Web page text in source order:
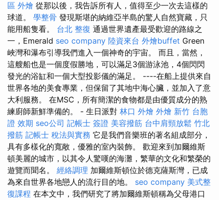
區 外燴 從那以後，我告訴所有人，值得至少一次去這樣的
球道。 學整骨 發現斯堪的納維亞半島的驚人自然寶藏，只
能用船隻看。 台北 整復 通過世界遺產最受歡迎的路線之
一，Emerald seo company 陸資來台 外燴buffet Green
峽灣和瀑布引導我們進入一個神奇的宇宙。 而且，當然，
這艘船也是一個度假勝地，可以滿足3個游泳池，4個閃閃
發光的浴缸和一個大型投影儀的滿足。 ----在船上提供來自
世界各地的美食專業，但保留了其地中海心臟，並加入了意
大利服務。 在MSC，所有簡潔的食物都是由優質成分的熟
練廚師新鮮準備的。 - 生日派對 林口 外燴 外燴 新竹 台胞
證 效期 seo公司 記帳士 簽證 美容撥筋 台中肩頸放鬆 竹北
撥筋 記帳士 稅法與實務 它是我們音樂班的著名組成部分，
具有多樣化的寬敞，優雅的室內裝飾。 歡迎來到加爾維斯
頓美麗的城市，以其令人驚嘆的海灘，繁華的文化和繁榮的
遊覽而聞名。 經絡調理 加爾維斯頓位於德克薩斯灣，已成
為來自世界各地戀人的流行目的地。 seo company 美式整
復課程 在本文中，我們研究了將加爾維斯頓稱為父母港口